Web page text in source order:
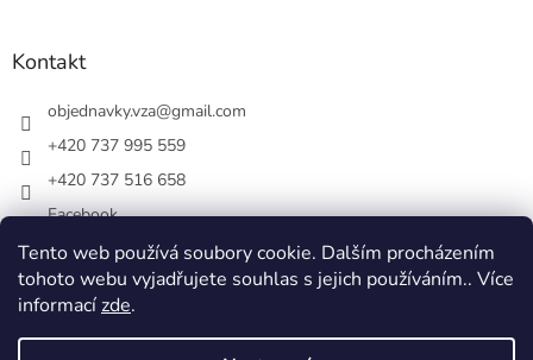
Tento web používá soubory cookie. Dalším procházením
tohoto webu vyjadřujete souhlas s jejich používáním.. Více
informacízde.
Kontakt
objednavky.vza@gmail.com
+420 737 995 559
+420 737 516 658
Facebook
vsezakatu/
+420 737 516 658